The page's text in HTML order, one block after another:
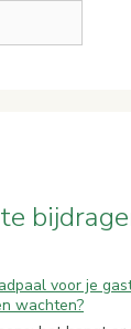
voor je
wachten?